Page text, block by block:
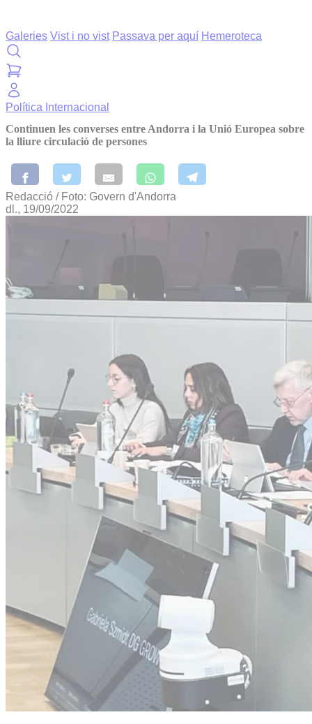
Galeries Vist i no vist Passava per aquí Hemeroteca
Política Internacional
Continuen les converses entre Andorra i la Unió Europea sobre
la lliure circulació de persones
Redacció / Foto: Govern d'Andorra
dl., 19/09/2022